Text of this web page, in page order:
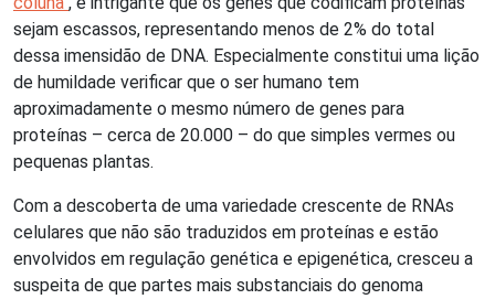
sejam escassos, representando menos de 2% do total
dessa imensidão de DNA. Especialmente constitui uma lição
de humildade verificar que o ser humano tem
aproximadamente o mesmo número de genes para
proteínas – cerca de 20.000 – do que simples vermes ou
pequenas plantas.
Com a descoberta de uma variedade crescente de RNAs
celulares que não são traduzidos em proteínas e estão
envolvidos em regulação genética e epigenética, cresceu a
suspeita de que partes mais substanciais do genoma